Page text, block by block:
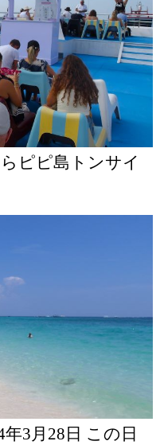
ピピ島トンサイ
3月28日 この日